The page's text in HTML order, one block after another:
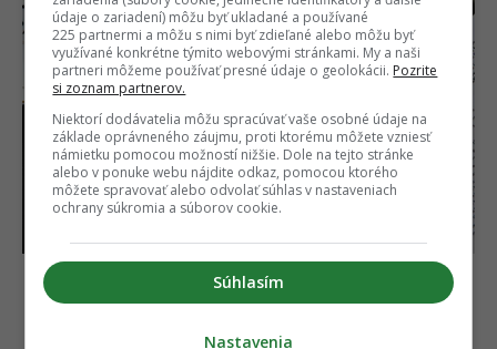
Infocus M810T
Cena:128 €
údaje o zariadení) môžu byť ukladané a používané
225 partnermi a môžu s nimi byť zdieľané alebo môžu byť
využívané konkrétne týmito webovými stránkami. My a naši
partneri môžeme používať presné údaje o geolokácii. Pozrite
si zoznam partnerov.
Niektorí dodávatelia môžu spracúvať vaše osobné údaje na
základe oprávneného záujmu, proti ktorému môžete vzniesť
námietku pomocou možností nižšie. Dole na tejto stránke
alebo v ponuke webu nájdite odkaz, pomocou ktorého
môžete spravovať alebo odvolať súhlas v nastaveniach
ochrany súkromia a súborov cookie.
Súhlasím
Nastavenia